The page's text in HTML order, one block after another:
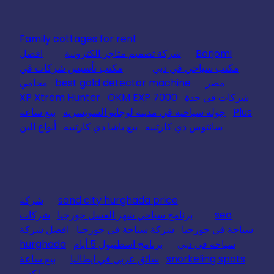
Family cottages for rent
Borjomi
شركة تصميم متاجر الكترونية
افضل
مكتب سياحي في دبي
مكتب تأسيس شركات في
مصر
best gold detector machine
محامي
شركات في جدة
XP Xtrem Hunter OKM EXP 7000
Plus
جولة سياحية في مدينة لوجانو السويسرية
بيع ساعة
سانتوس دي كارتييه
بيع باشا دي كارتييه أنواع البن
sand city hurghada price
شركة
seo
برنامج سياحي شهر العسل جورجيا
شركات
سياحة في جورجيا
شركة سياحة في جورجيا
افضل شركة
سياحة في دبي
برنامج اسطنبول 5 أيام
hurghada
snorkeling spots سائق عربي في ايطاليا
بيع ساعة